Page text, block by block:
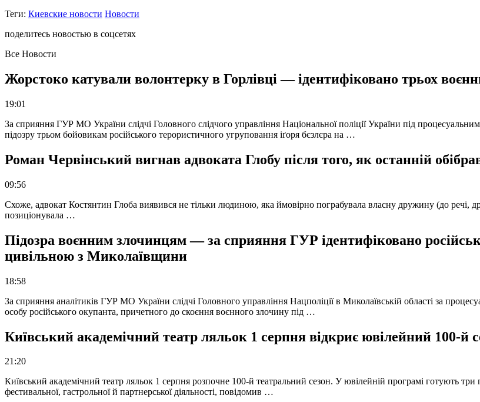
Теги: Киевские новости Новости
поделитесь новостью в соцсетях
Все Новости
Жорстоко катували волонтерку в Горлівці — ідентифіковано трьох
19:01
За сприяння ГУР МО України слідчі Головного слідчого управління Національної поліції України під
підозру трьом бойовикам російського терористичного угруповання іґоря бєзлєра на …
Роман Червінський вигнав адвоката Глобу після того, як останній
09:56
Схоже, адвокат Костянтин Глоба виявився не тільки людиною, яка ймовірно пограбувала власну дружину (до речі,
позиціонувала …
Підозра воєнним злочинцям — за сприяння ГУР ідентифіковано
цивільною з Миколаївщини
18:58
За сприяння аналітиків ГУР МО України слідчі Головного управління Нацполіції в Миколаївській області за
особу російського окупанта, причетного до скоєння воєнного злочину під …
Київський академічний театр ляльок 1 серпня відкриє ювілейний 100-й
21:20
Київський академічний театр ляльок 1 серпня розпочне 100-й театральний сезон. У ювілейній програмі готують три
фестивальної, гастрольної й партнерської діяльності, повідомив …